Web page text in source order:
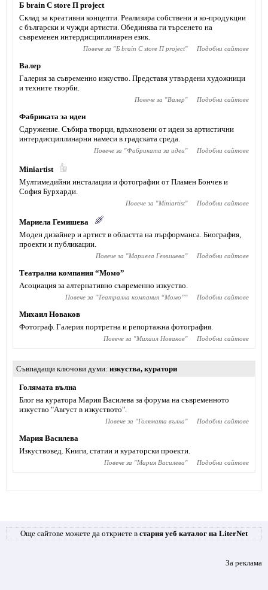
Б brain С store П project
Склад за креативни концепти. Реализира собствени и ко-продукции
с български и чужди артисти. Обединява ги търсенето на
съвременен интердисциплинарен език.
Повече за "Б brain С store П project" Подобни сайтове
Валер
Галерия за съвременно изкуство. Представя утвърдени художници
и техните творби.
Повече за "Валер" Подобни сайтове
Фабриката за идеи
Сдружение. Събира творци, вдъхновени от идеи за артистични
интердисциплинарни намеси в градската среда.
Повече за "Фабриката за идеи" Подобни сайтове
Miniartist
Мултимедийни инсталации и фотографии от Пламен Бончев и
София Бурхарди.
Повече за "Miniartist" Подобни сайтове
Мариела Гемишева
Моден дизайнер и артист в областта на пърформанса. Биография,
проекти и публикации.
Повече за "Мариела Гемишева" Подобни сайтове
Театрална компания “Момо”
Асоциация за алтернативно съвременно изкуство.
Повече за "Театрална компания “Момо”" Подобни сайтове
Михаил Новаков
Фотограф. Галерия портретна и репортажна фотография.
Повече за "Михаил Новаков" Подобни сайтове
Съвпадащи ключови думи изкуства, куратори
Голямата вълна
Блог на куратора Мария Василева за форума на съвременното
изкуство "Август в изкуството".
Повече за "Голямата вълна" Подобни сайтове
Мария Василева
Изкуствовед. Книги, статии и кураторски проекти.
Повече за "Мария Василева" Подобни сайтове
Още сайтове можете да откриете в стария уеб каталог на LiterNet
За реклама